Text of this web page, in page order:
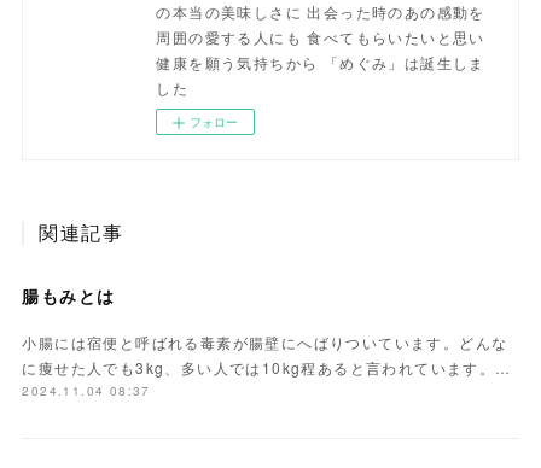
の本当の美味しさに 出会った時のあの感動を
周囲の愛する人にも 食べてもらいたいと思い
健康を願う気持ちから 「めぐみ」は誕生しま
した
フォロー
関連記事
腸もみとは
小腸には宿便と呼ばれる毒素が腸壁にへばりついています。どんな
に痩せた人でも3kg、多い人では10kg程あると言われています。…
2024.11.04 08:37